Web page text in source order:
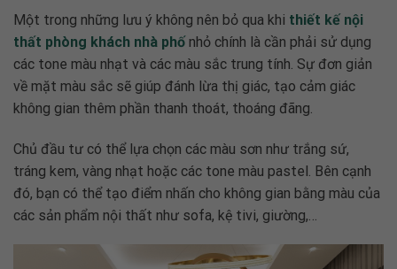
Một trong những lưu ý không nên bỏ qua khi thiết kế nội
thất phòng khách nhà phốnhỏ chính là cần phải sử dụng
các tone màu nhạt và các màu sắc trung tính. Sự đơn giản
về mặt màu sắc sẽ giúp đánh lừa thị giác, tạo cảm giác
không gian thêm phần thanh thoát, thoáng đãng.
Chủ đầu tư có thể lựa chọn các màu sơn như trắng sứ,
tráng kem, vàng nhạt hoặc các tone màu pastel. Bên cạnh
đó, bạn có thể tạo điểm nhấn cho không gian bằng màu của
các sản phẩm nội thất như sofa, kệ tivi, giường,…